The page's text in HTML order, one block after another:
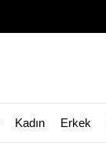
Kadın Erkek